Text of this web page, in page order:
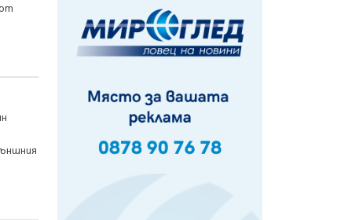
Първите крачки в помощ на
пенсионерите в Перник, вече са
факт
Пак ограничават камионите по
магистралите в петък и неделя.
07.08.2026, 07:55